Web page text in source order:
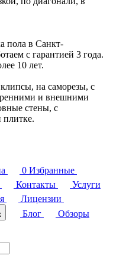
пола в Санкт-
с гарантией 3 года.
10 лет.
на саморезы, с
и внешними
стены, с
плитке.
0 Избранные
Контакты
Услуги
Лицензии
Блог
Обзоры